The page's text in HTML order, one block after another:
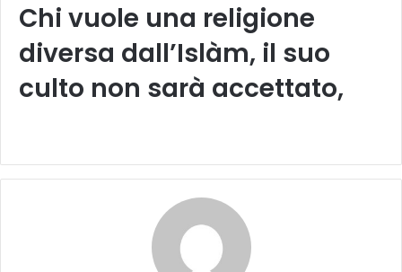
Chi vuole una religione
diversa dall’Islàm, il suo
culto non sarà accettato,